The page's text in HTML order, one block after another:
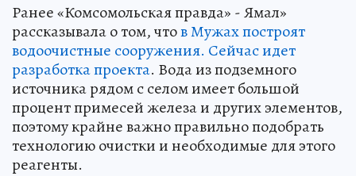
Ранее «Комсомольская правда» - Ямал»
рассказывала о том, чтов Мужах построят
водоочистные сооружения. Сейчас идет
разработка проекта. Вода из подземного
источника рядом с селом имеет большой
процент примесей железа и других элементов,
поэтому крайне важно правильно подобрать
технологию очистки и необходимые для этого
реагенты.